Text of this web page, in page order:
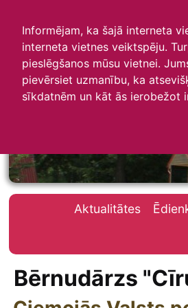
Informējam, ka šajā interneta
interneta vietnes veiktspēju.
pieslēgšanos mūsu vietnei.
pievērsiet uzmanību, ka
sīkdatnēm un kāt ās ierobežot
Aktualitātes
Bērnudārzs